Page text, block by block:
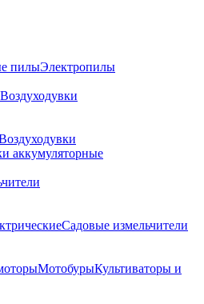
пилыЭлектропилы
Воздуходувки
аккумуляторные
Садовые измельчители
МотобурыКультиваторы и